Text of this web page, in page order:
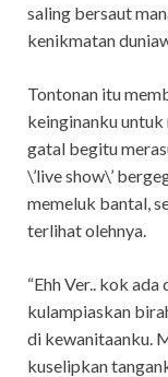
saling bersaut
kenikmatan
Tontonan itu
keinginanku
gatal begitu
\’live show\’
memeluk bantal,
terlihat olehnya.
“Ehh Ver.. kok
kulampiaskan
di kewanitaanku.
kuselipkan